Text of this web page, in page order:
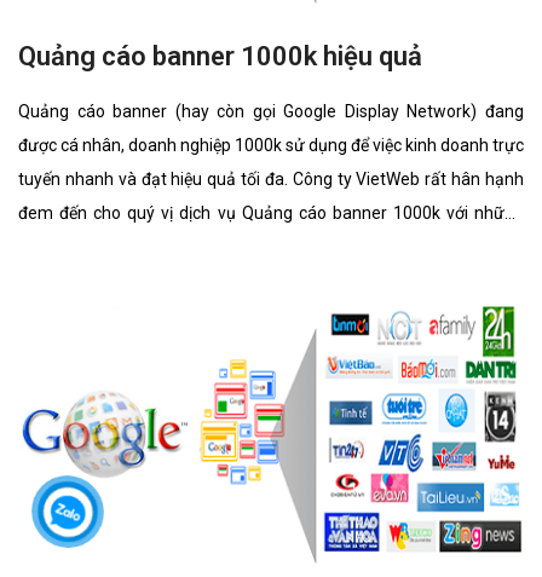
Quảng cáo banner 1000k hiệu quả
Quảng cáo banner (hay còn gọi Google Display Network) đang
được cá nhân, doanh nghiệp 1000k sử dụng để việc kinh doanh trực
tuyến nhanh và đạt hiệu quả tối đa. Công ty VietWeb rất hân hạnh
đem đến cho quý vị dịch vụ Quảng cáo banner 1000k với những